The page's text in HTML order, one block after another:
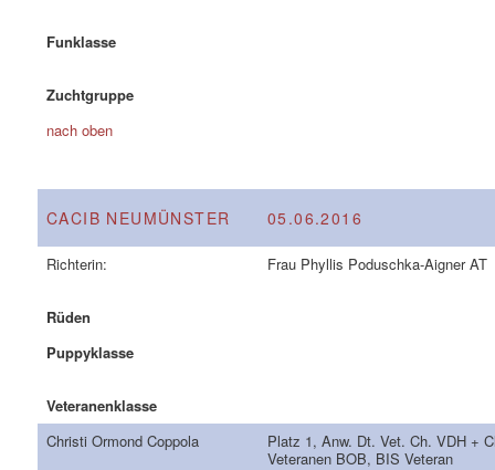
Funklasse
Zuchtgruppe
nach oben
CACIB NEUMÜNSTER 05.06.2016
Richterin: Frau Phyllis Poduschka-Aigner AT
Rüden
Puppyklasse
Veteranenklasse
Christi Ormond Coppola
Platz 1, Anw. Dt. Vet. Ch. VDH +
Veteranen BOB, BIS Veteran